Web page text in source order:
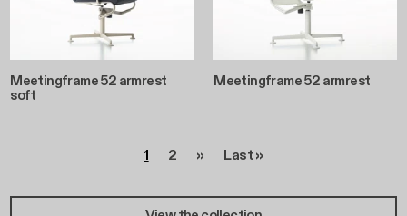
Meetingframe 52 armrest
soft
Meetingframe 52 armrest
Pagina
1 Pagina
2 Pagina successiva
›› Ultima pagina
Last »